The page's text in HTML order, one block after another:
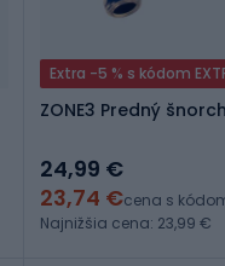
Extra -5 % s kódom
ZONE3 Predný
24,99 €
23,74 €cena s
Najnižšia cena: 23,99 €